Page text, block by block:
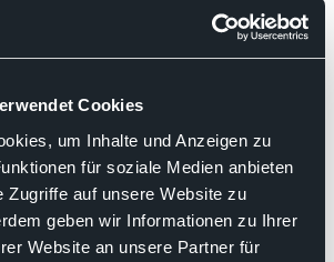
Cookies
um Inhalte und Anzeigen zu
für soziale Medien anbieten
Zugriffe auf unsere Website zu
geben wir Informationen zu Ihrer
Website an unsere Partner für
Pathologie gibt es keine